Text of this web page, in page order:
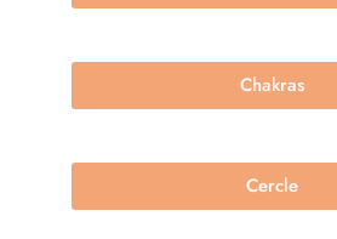
Chakras
Cercle